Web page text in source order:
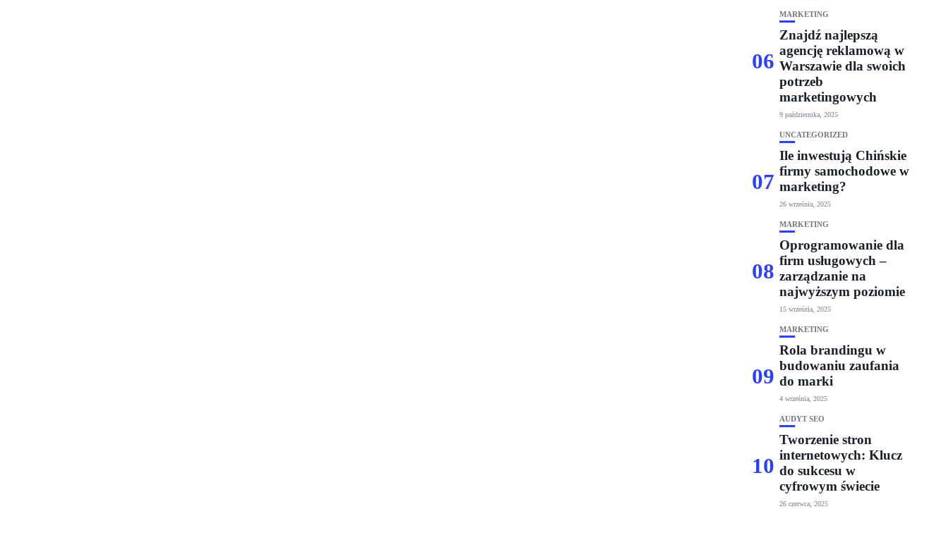
06
MARKETING
Znajdź najlepszą
agencję reklamową w
Warszawie dla swoich
potrzeb
marketingowych
9 października, 2025
07
UNCATEGORIZED
Ile inwestują Chińskie
firmy samochodowe w
marketing?
26 września, 2025
08
MARKETING
Oprogramowanie dla
firm usługowych –
zarządzanie na
najwyższym poziomie
15 września, 2025
09
MARKETING
Rola brandingu w
budowaniu zaufania
do marki
4 września, 2025
10
AUDYT SEO
Tworzenie stron
internetowych: Klucz
do sukcesu w
cyfrowym świecie
26 czerwca, 2025